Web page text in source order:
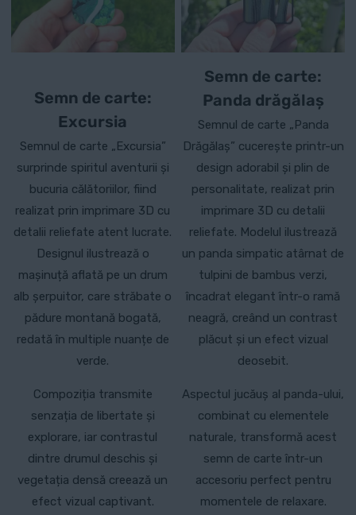
pagina
produsului.
Semn de carte:
Excursia
Semnul de carte „Excursia”
surprinde spiritul aventurii și
bucuria călătoriilor, fiind
realizat prin imprimare 3D cu
detalii reliefate atent lucrate.
Designul ilustrează o
mașinuță aflată pe un drum
alb șerpuitor, care străbate o
pădure montană bogată,
redată în multiple nuanțe de
verde.
Compoziția transmite
senzația de libertate și
explorare, iar contrastul
dintre drumul deschis și
vegetația densă creează un
efect vizual captivant.
Semn de carte:
Panda drăgălaș
Semnul de carte „Panda
Drăgălaș” cucerește printr-un
design adorabil și plin de
personalitate, realizat prin
imprimare 3D cu detalii
reliefate. Modelul ilustrează
un panda simpatic atârnat de
tulpini de bambus verzi,
încadrat elegant într-o ramă
neagră, creând un contrast
plăcut și un efect vizual
deosebit.
Aspectul jucăuș al panda-ului,
combinat cu elementele
naturale, transformă acest
semn de carte într-un
accesoriu perfect pentru
momentele de relaxare.